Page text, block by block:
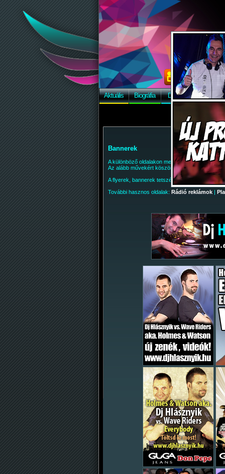
Aktuális Biográfia Discográfia Képek
Bannerek
A különböző oldalakon megjelenő bannereink,
Az alább művekért köszönetStencinekés T.
A flyerek, bannerek tetszés szerint
További hasznos oldalak: Rádió reklámok